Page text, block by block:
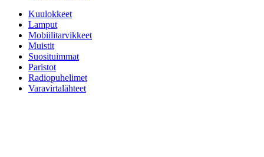
Kuulokkeet
Lamput
Mobiilitarvikkeet
Muistit
Suosituimmat
Paristot
Radiopuhelimet
Varavirtalähteet